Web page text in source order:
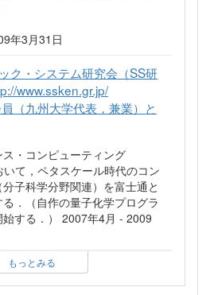
年3月31日
ク・システム研究会（SS研
www.ssken.gr.jp/
（九州大学代表，兼業）と
・コンピューティング
いて，ペタスケール時代のコン
子科学分野関連）を富士通と
．（自作の量子化学プログラ
始する．） 2007年4月 - 2009
もっとみる